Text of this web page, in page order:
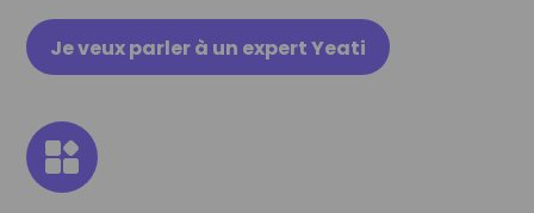
Je veux parler à un expert Yeati